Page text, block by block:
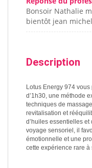
Bonsoir Nathalie
bientôt jean michel
Description
Lotus Energy 974
d’1h30, une méthode
techniques de
revitalisation et
d’huiles essentielles
voyage sensoriel, il
émotionnelle et une
cette expérience rare